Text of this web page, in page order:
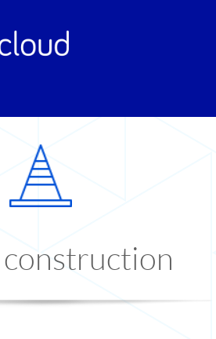
construction